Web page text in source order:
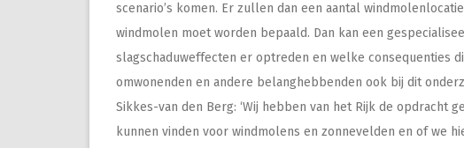
scenario’s komen. Er zullen dan een aantal
windmolen moet worden bepaald. Dan kan een
slagschaduweffecten er optreden en welke consequenties
omwonenden en andere belanghebbenden ook bij dit
Sikkes-van den Berg: ‘Wij hebben van het Rijk de opdracht
kunnen vinden voor windmolens en zonnevelden en of we